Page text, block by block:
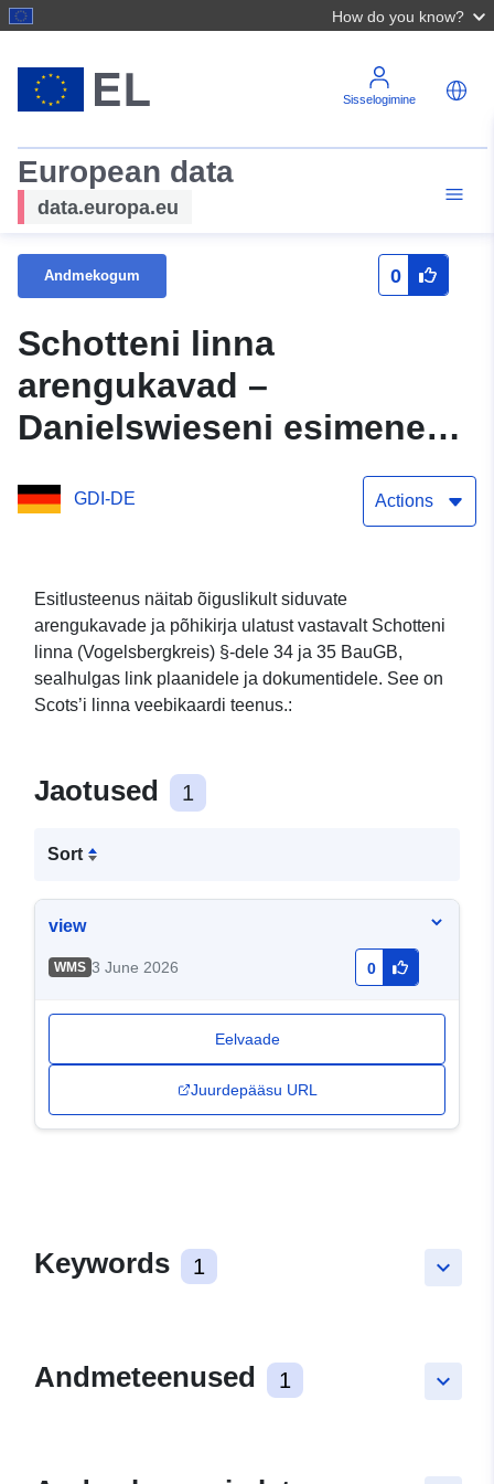
How do you know?
Sisselogimine
European data
data.europa.eu
Andmekogum 0
Schotteni linna
arengukavad –
Danielswieseni esimene
GDI-DE Actions
Esitlusteenus näitab õiguslikult siduvate
arengukavade ja põhikirja ulatust vastavalt Schotteni
linna (Vogelsbergkreis) §-dele 34 ja 35 BauGB,
sealhulgas link plaanidele ja dokumentidele. See on
Scots’i linna veebikaardi teenus.:
Jaotused 1
Sort
view
WMS 3 June 2026 0
Eelvaade
Juurdepääsu URL
keyboard_arrow_down
Keywords 1
keyboard_arrow_down
Andmeteenused 1